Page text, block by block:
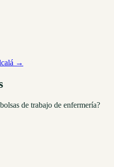
→
de trabajo de enfermería?